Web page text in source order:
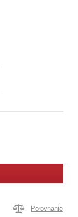
Porovnanie